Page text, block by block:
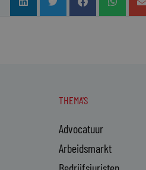
THEMA'S
Advocatuur
Arbeidsmarkt